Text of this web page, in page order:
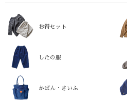
お得セット
したの服
かばん・さいふ